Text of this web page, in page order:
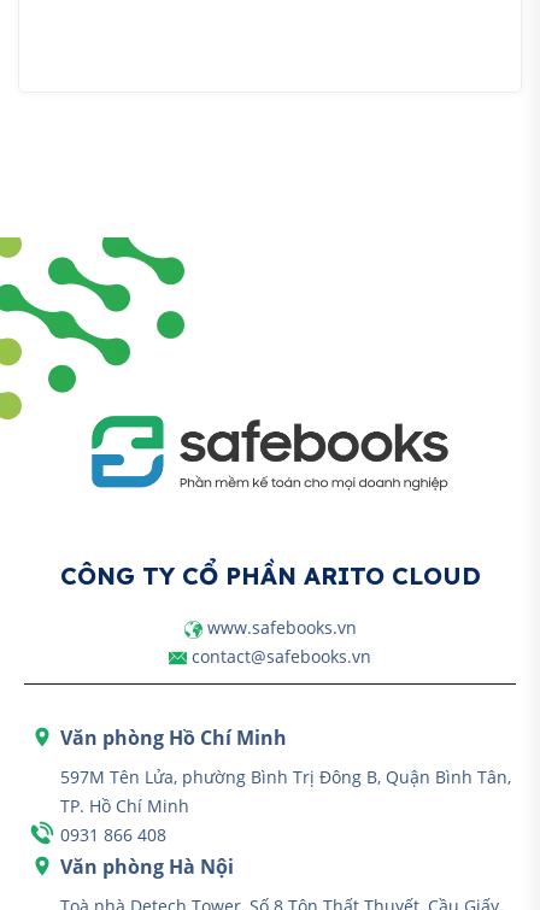
CÔNG TY CỔ PHẦN ARITO CLOUD
www.safebooks.vn
contact@safebooks.vn
Văn phòng Hồ Chí Minh
597M Tên Lửa, phường Bình Trị Đông B, Quận Bình Tân,
TP. Hồ Chí Minh
0931 866 408
Văn phòng Hà Nội